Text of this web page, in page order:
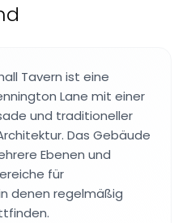
Tavern ist eine
Lane mit einer
und traditioneller
Das Gebäude
Ebenen und
für
denen regelmäßig